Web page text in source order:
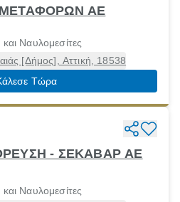
ΜΕΤΑΦΟΡΩΝ ΑΕ
Ναυλομεσίτες
[Δήμος], Αττική, 18538
Τώρα
- ΣΕΚΑΒΑΡ ΑΕ
Ναυλομεσίτες